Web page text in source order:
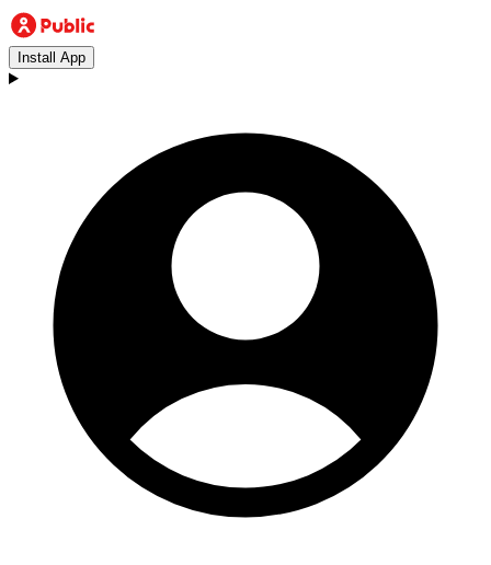
Install App